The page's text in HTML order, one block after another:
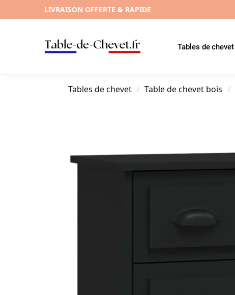
LIVRAISON OFFERTE & RAPIDE
Tables de chevet
Tables de chevet / Table de chevet bois /